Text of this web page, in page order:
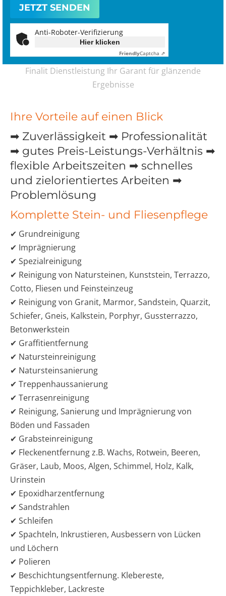
Anti-Roboter-Verifizierung
Hier klicken
FriendlyCaptcha ⇗
Finalit Dienstleistung Ihr Garant für glänzende
Ergebnisse
Ihre Vorteile auf einen Blick
➡ Zuverlässigkeit ➡ Professionalität
➡ gutes Preis-Leistungs-Verhältnis ➡
flexible Arbeitszeiten ➡ schnelles
und zielorientiertes Arbeiten ➡
Problemlösung
Komplette Stein- und Fliesenpflege
✔ Grundreinigung
✔ Imprägnierung
✔ Spezialreinigung
✔ Reinigung von Natursteinen, Kunststein, Terrazzo,
Cotto, Fliesen und Feinsteinzeug
✔ Reinigung von Granit, Marmor, Sandstein, Quarzit,
Schiefer, Gneis, Kalkstein, Porphyr, Gussterrazzo,
Betonwerkstein
✔ Graffitientfernung
✔ Natursteinreinigung
✔ Natursteinsanierung
✔ Treppenhaussanierung
✔ Terrasenreinigung
✔ Reinigung, Sanierung und Imprägnierung von
Böden und Fassaden
✔ Grabsteinreinigung
✔ Fleckenentfernung z.B. Wachs, Rotwein, Beeren,
Gräser, Laub, Moos, Algen, Schimmel, Holz, Kalk,
Urinstein
✔ Epoxidharzentfernung
✔ Sandstrahlen
✔ Schleifen
✔ Spachteln, Inkrustieren, Ausbessern von Lücken
und Löchern
✔ Polieren
✔ Beschichtungsentfernung. Klebereste,
Teppichkleber, Lackreste